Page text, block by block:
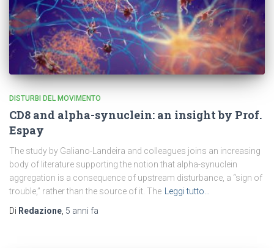
DISTURBI DEL MOVIMENTO
CD8 and alpha-synuclein: an insight by Prof.
Espay
The study by Galiano-Landeira and colleagues joins an increasing
body of literature supporting the notion that alpha-synuclein
aggregation is a consequence of upstream disturbance, a “sign of
trouble,” rather than the source of it. The
Leggi tutto…
Di Redazione 5 anni fa